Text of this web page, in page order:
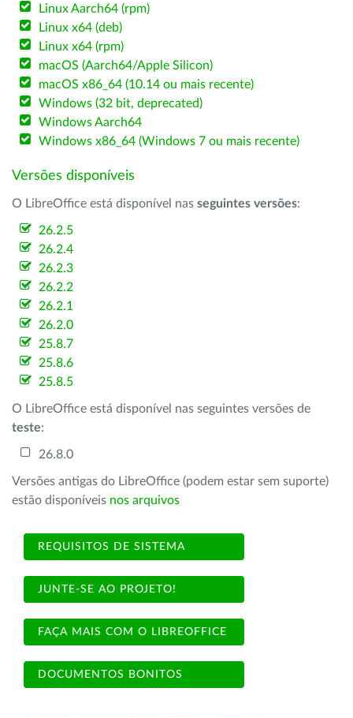
Linux Aarch64 (rpm)
Linux x64 (deb)
Linux x64 (rpm)
macOS (Aarch64/Apple Silicon)
macOS x86_64 (10.14 ou mais recente)
Windows (32 bit, deprecated)
Windows Aarch64
Windows x86_64 (Windows 7 ou mais recente)
Versões disponíveis
O LibreOffice está disponível nas seguintes versões:
26.2.5
26.2.4
26.2.3
26.2.2
26.2.1
26.2.0
25.8.7
25.8.6
25.8.5
O LibreOffice está disponível nas seguintes versões de
teste:
26.8.0
Versões antigas do LibreOffice (podem estar sem suporte)
estão disponíveis nos arquivos
REQUISITOS DE SISTEMA
JUNTE-SE AO PROJETO!
FAÇA MAIS COM O LIBREOFFICE
DOCUMENTOS BONITOS